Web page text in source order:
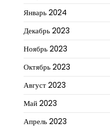
Январь 2024
Декабрь 2023
Ноябрь 2023
Октябрь 2023
Август 2023
Май 2023
Апрель 2023